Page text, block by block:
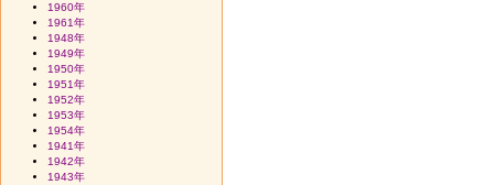
1960年
1961年
1948年
1949年
1950年
1951年
1952年
1953年
1954年
1941年
1942年
1943年